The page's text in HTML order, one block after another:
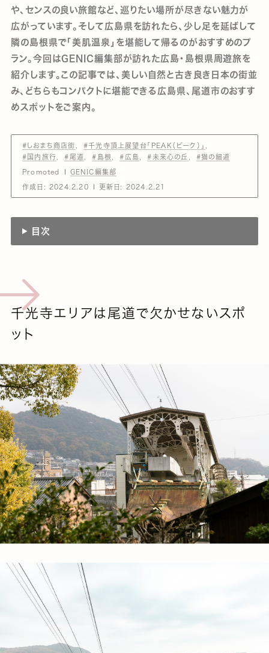
や、センスの良い旅館など、巡りたい場所が尽きない魅力が
広がっています。そして広島県を訪れたら、少し足を延ばして
隣の島根県で「美肌温泉」を堪能して帰るのがおすすめのプ
ラン。今回はGENIC編集部が訪れた広島・島根県周遊旅を
紹介します。この記事では、美しい自然と古き良き日本の街並
み、どちらもコンパクトに堪能できる広島県、尾道市のおすす
めスポットをご案内。
#しおまち商店街
#千光寺頂上展望台「PEAK（ピーク）」
#国内旅行
#尾道 #島根 #広島 #未来心の丘 #猫の細道
Promoted GENIC編集部
作成日: 2024.2.20 更新日: 2024.2.21
目次
千光寺エリアは尾道で欠かせないスポ
ット